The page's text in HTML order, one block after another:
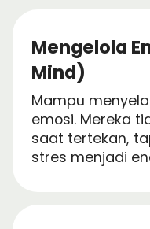
Mengelola
Mind)
Mampu
emosi. Mereka
saat tertekan,
stres menjadi